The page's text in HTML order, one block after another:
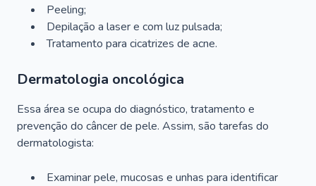
Peeling;
Depilação a laser e com luz pulsada;
Tratamento para cicatrizes de acne.
Dermatologia oncológica
Essa área se ocupa do diagnóstico, tratamento e
prevenção do câncer de pele. Assim, são tarefas do
dermatologista:
Examinar pele, mucosas e unhas para identificar